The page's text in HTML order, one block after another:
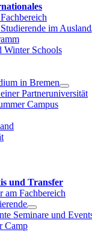
im Ausland
Winter Schools
in Bremen
Partneruniversität
Campus
und Transfer
am Fachbereich
Seminare und
Camp